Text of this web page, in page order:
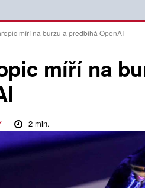
míří na burzu a předbíhá OpenAI
míří na
2 min.